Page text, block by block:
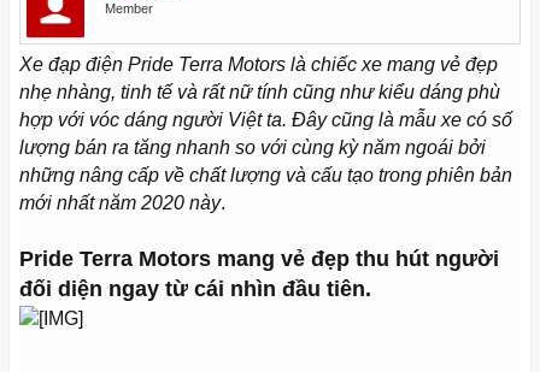
Member
Xe đạp điện Pride Terra Motors là chiếc xe mang vẻ đẹp
nhẹ nhàng, tinh tế và rất nữ tính cũng như kiểu dáng phù
hợp với vóc dáng người Việt ta. Đây cũng là mẫu xe có số
lượng bán ra tăng nhanh so với cùng kỳ năm ngoái bởi
những nâng cấp về chất lượng và cấu tạo trong phiên bản
mới nhất năm 2020 này.
Pride Terra Motors mang vẻ đẹp thu hút người
đối diện ngay từ cái nhìn đầu tiên.